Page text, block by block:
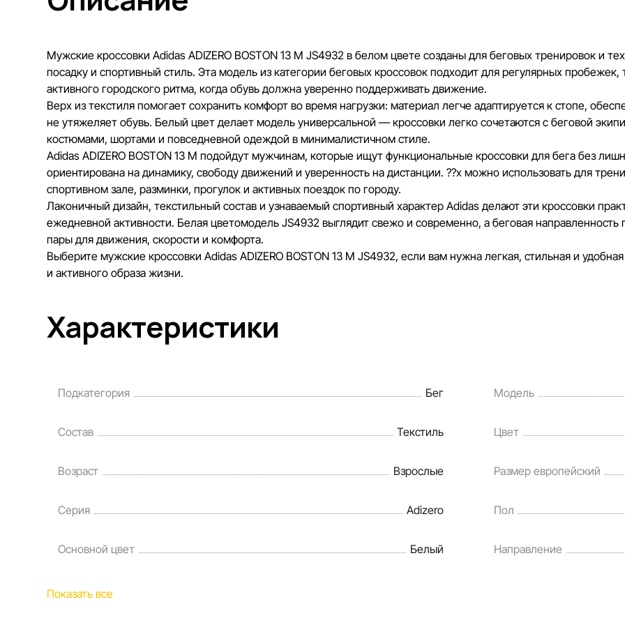
Наша команда регулярно проверяет и
своевременно выявлять и исправлять
разумные сроки.
Мужские кроссовки Adidas ADIZERO BOSTON 13 M JS4932 в белом цвете созданы для беговых тренировок и
посадку и спортивный стиль. Эта модель из категории беговых кроссовок подходит для регулярных пробежек,
активного городского ритма, когда обувь должна уверенно поддерживать движение.
Верх из текстиля помогает сохранить комфорт во время нагрузки: материал легче адаптируется к стопе,
не утяжеляет обувь. Белый цвет делает модель универсальной — кроссовки легко сочетаются с беговой
костюмами, шортами и повседневной одеждой в минималистичном стиле.
Adidas ADIZERO BOSTON 13 M подойдут мужчинам, которые ищут функциональные кроссовки для бега без
ориентирована на динамику, свободу движений и уверенность на дистанции. ??х можно использовать для
спортивном зале, разминки, прогулок и активных поездок по городу.
Лаконичный дизайн, текстильный состав и узнаваемый спортивный характер Adidas делают эти кроссовки
ежедневной активности. Белая цветомодель JS4932 выглядит свежо и современно, а беговая направленность
пары для движения, скорости и комфорта.
Выберите мужские кроссовки Adidas ADIZERO BOSTON 13 M JS4932, если вам нужна легкая, стильная и
и активного образа жизни.
Характеристики
Подкатегория Бег Модель
Состав Текстиль Цвет
Возраст Взрослые Размер европейский
Серия Adizero Пол
Основной цвет Белый Направление
Показать все